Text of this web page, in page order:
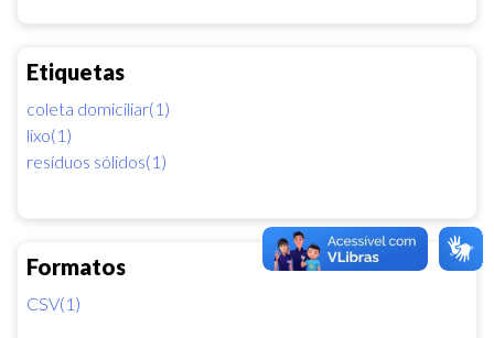
Etiquetas
coleta domiciliar(1)
lixo(1)
resíduos sólidos(1)
Formatos
CSV(1)